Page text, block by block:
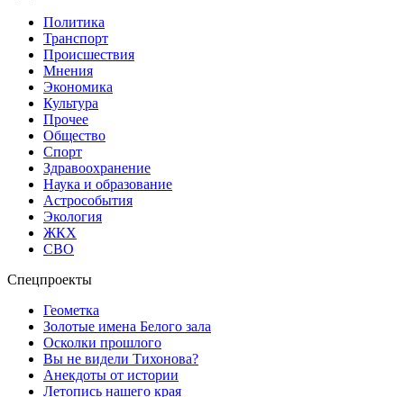
Политика
Транспорт
Происшествия
Мнения
Экономика
Культура
Прочее
Общество
Спорт
Здравоохранение
Наука и образование
Астрособытия
Экология
ЖКХ
СВО
Спецпроекты
Геометка
Золотые имена Белого зала
Осколки прошлого
Вы не видели Тихонова?
Анекдоты от истории
Летопись нашего края